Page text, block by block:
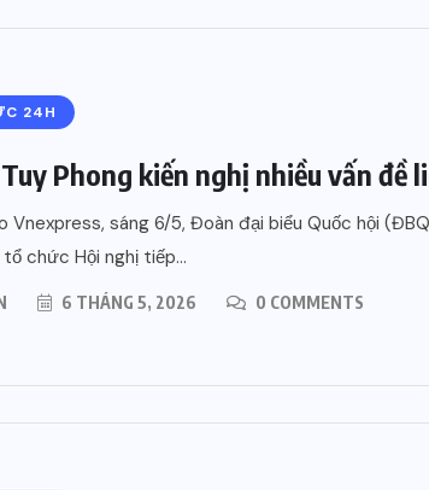
24H
Phong kiến nghị nhiều vấn đề
Vnexpress, sáng 6/5, Đoàn đại biểu Quốc hội
chức Hội nghị tiếp...
6 THÁNG 5, 2026 0 COMMENTS